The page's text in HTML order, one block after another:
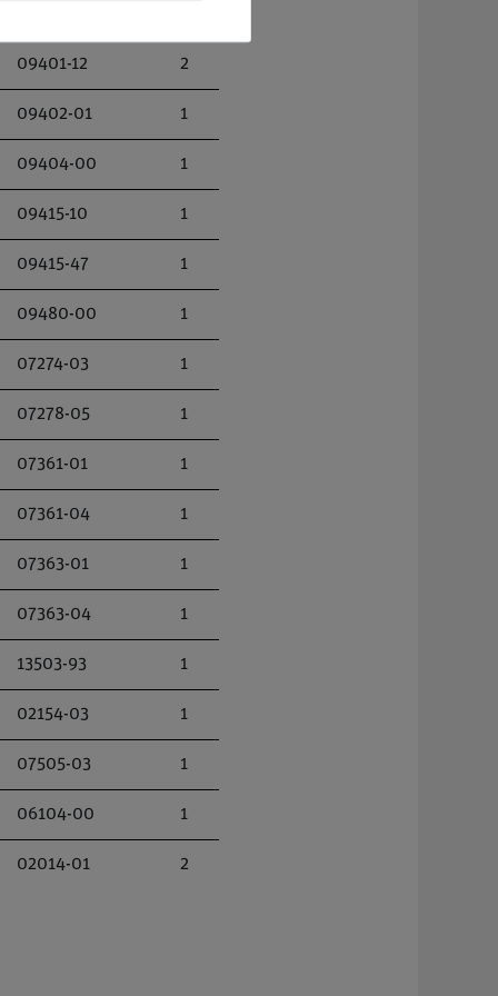
09401-12 2
09402-01 1
09404-00 1
09415-10 1
09415-47 1
09480-00 1
07274-03 1
07278-05 1
07361-01 1
07361-04 1
07363-01 1
07363-04 1
13503-93 1
02154-03 1
07505-03 1
06104-00 1
02014-01 2